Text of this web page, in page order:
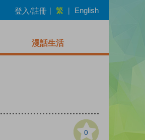
登入/註冊 | 繁 | English
漫話生活
0